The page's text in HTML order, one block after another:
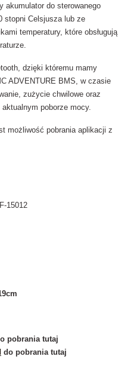
akumulator do sterowanego
stopni Celsjusza lub ze
temperatury, które obsługują
dzięki któremu mamy
ADVENTURE BMS, w czasie
zużycie chwilowe oraz
aktualnym poborze mocy.
możliwość pobrania aplikacji z
15012
pobrania tutaj
do pobrania tutaj